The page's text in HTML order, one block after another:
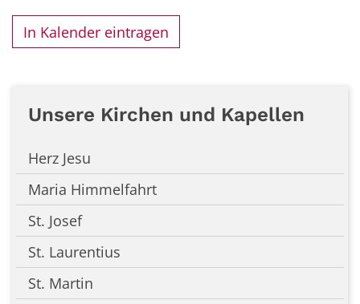
In Kalender eintragen
Unsere Kirchen und Kapellen
Herz Jesu
Maria Himmelfahrt
St. Josef
St. Laurentius
St. Martin